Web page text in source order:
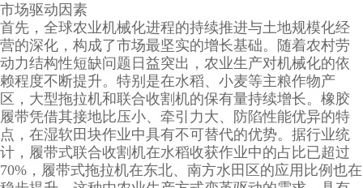
市场驱动因素
首先，全球农业机械化进程的持续推进与土地规模化经
营的深化，构成了市场最坚实的增长基础。随着农村劳
动力结构性短缺问题日益突出，农业生产对机械化的依
赖程度不断提升。特别是在水稻、小麦等主粮作物产
区，大型拖拉机和联合收割机的保有量持续增长。橡胶
履带凭借其接地比压小、牵引力大、防陷性能优异的特
点，在湿软田块作业中具有不可替代的优势。据行业统
计，履带式联合收割机在水稻收获作业中的占比已超过
70%，履带式拖拉机在东北、南方水田区的应用比例也在